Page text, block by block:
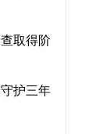
取得阶
护三年